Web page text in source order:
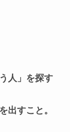
人」を探す
出すこと。